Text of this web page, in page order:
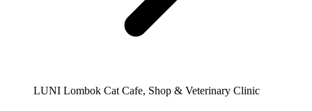
LUNI Lombok Cat Cafe, Shop & Veterinary Clinic